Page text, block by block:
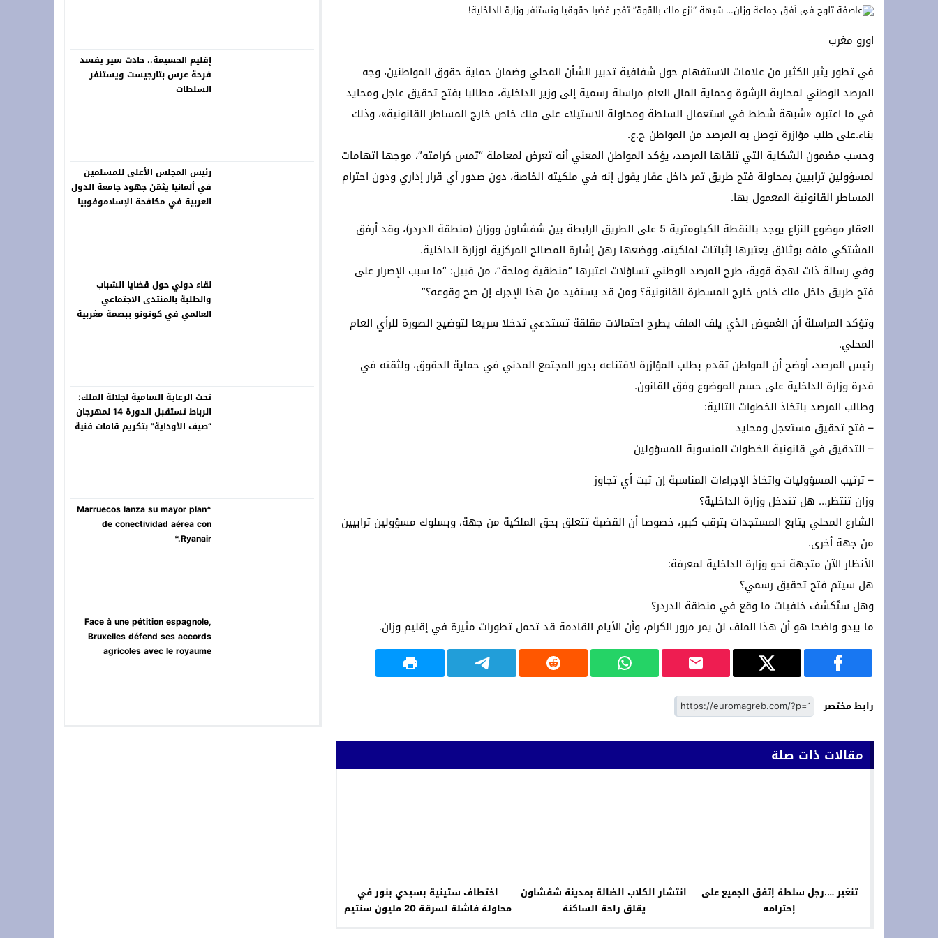
Face à une pétition espagnole, Bruxelles défend ses accords agricoles avec le royaume
اورو مغرب
في تطور يثير الكثير من علامات الاستفهام حول شفافية تدبير الشأن المحلي وضمان حماية حقوق المواطنين، وجه
المرصد الوطني لمحاربة الرشوة وحماية المال العام مراسلة رسمية إلى وزير الداخلية، مطالبا بفتح تحقيق عاجل ومحايد
في ما اعتبره «شبهة شطط في استعمال السلطة ومحاولة الاستيلاء على ملك خاص خارج المساطر القانونية»، وذلك
بناء.على طلب مؤازرة توصل به المرصد من المواطن ح.ع.
وحسب مضمون الشكاية التي تلقاها المرصد، يؤكد المواطن المعني أنه تعرض لمعاملة “تمس كرامته”، موجها اتهامات
لمسؤولين ترابيين بمحاولة فتح طريق تمر داخل عقار يقول إنه في ملكيته الخاصة، دون صدور أي قرار إداري ودون احترام
المساطر القانونية المعمول بها.
العقار موضوع النزاع يوجد بالنقطة الكيلومترية 5 على الطريق الرابطة بين شفشاون ووزان (منطقة الدردر)، وقد أرفق
المشتكي ملفه بوثائق يعتبرها إثباتات لملكيته، ووضعها رهن إشارة المصالح المركزية لوزارة الداخلية.
وفي رسالة ذات لهجة قوية، طرح المرصد الوطني تساؤلات اعتبرها “منطقية وملحة”، من قبيل: “ما سبب الإصرار على
فتح طريق داخل ملك خاص خارج المسطرة القانونية؟ ومن قد يستفيد من هذا الإجراء إن صح وقوعه؟”
وتؤكد المراسلة أن الغموض الذي يلف الملف يطرح احتمالات مقلقة تستدعي تدخلا سريعا لتوضيح الصورة للرأي العام
المحلي.
رئيس المرصد، أوضح أن المواطن تقدم بطلب المؤازرة لاقتناعه بدور المجتمع المدني في حماية الحقوق، ولثقته في
قدرة وزارة الداخلية على حسم الموضوع وفق القانون.
وطالب المرصد باتخاذ الخطوات التالية:
– فتح تحقيق مستعجل ومحايد
– التدقيق في قانونية الخطوات المنسوبة للمسؤولين
– ترتيب المسؤوليات واتخاذ الإجراءات المناسبة إن ثبت أي تجاوز
وزان تنتظر… هل تتدخل وزارة الداخلية؟
الشارع المحلي يتابع المستجدات بترقب كبير، خصوصا أن القضية تتعلق بحق الملكية من جهة، وبسلوك مسؤولين ترابيين
من جهة أخرى.
الأنظار الآن متجهة نحو وزارة الداخلية لمعرفة:
هل سيتم فتح تحقيق رسمي؟
وهل ستُكشف خلفيات ما وقع في منطقة الدردر؟
ما يبدو واضحا هو أن هذا الملف لن يمر مرور الكرام، وأن الأيام القادمة قد تحمل تطورات مثيرة في إقليم وزان.
رابط مختصر
مقالات ذات صلة
تنغير ….رجل سلطة إتفق الجميع على
إحترامه
انتشار الكلاب الضالة بمدينة شفشاون
يقلق راحة الساكنة
اختطاف ستينية بسيدي بنور في
محاولة فاشلة لسرقة 20 مليون سنتيم
إقليم الحسيمة.. حادث سير يفسد
فرحة عرس بتارجيست ويستنفر
السلطات
رئيس المجلس الأعلى للمسلمين
في ألمانيا يثمّن جهود جامعة الدول
العربية في مكافحة الإسلاموفوبيا
لقاء دولي حول قضايا الشباب
والطلبة بالمنتدى الاجتماعي
العالمي في كوتونو ببصمة مغربية
تحت الرعاية السامية لجلالة الملك:
الرباط تستقبل الدورة 14 لمهرجان
“صيف الأوداية” بتكريم قامات فنية
*Marruecos lanza su mayor plan
de conectividad aérea con
Ryanair.*
Face à une pétition espagnole,
Bruxelles défend ses accords
agricoles avec le royaume